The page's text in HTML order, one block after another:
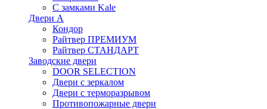
С замками Kale
Двери А
Кондор
Райтвер ПРЕМИУМ
Райтвер СТАНДАРТ
Заводские двери
DOOR SELECTION
Двери с зеркалом
Двери с терморазрывом
Противопожарные двери